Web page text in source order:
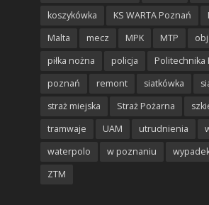
koszykówka
KS WARTA Poznań
Malta
mecz MPK MTP
piłka nożna
policja
Politechnika
poznań
remont siatkówka
straż miejska
Straż Pożarna
tramwaje
UAM utrudnienia
waterpolo
w poznaniu
ZTM